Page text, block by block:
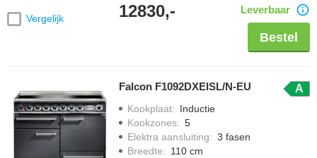
Vergelijk 12830,- Leverbaar
Bestel
Falcon F1092DXEISL/N-EU A
Kookplaat: Inductie
Kookzones: 5
Elektra aansluiting: 3 fasen
Breedte: 110 cm